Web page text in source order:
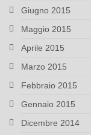
Giugno 2015
Maggio 2015
Aprile 2015
Marzo 2015
Febbraio 2015
Gennaio 2015
Dicembre 2014